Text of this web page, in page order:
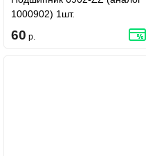
1000902) 1шт.
60 р.